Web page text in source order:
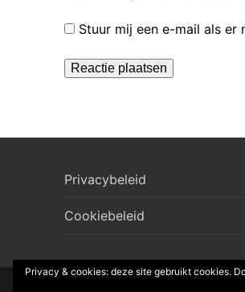
Stuur mij een e-mail als er
Privacybeleid
Cookiebeleid
Privacy & cookies: deze site gebruikt cookies.